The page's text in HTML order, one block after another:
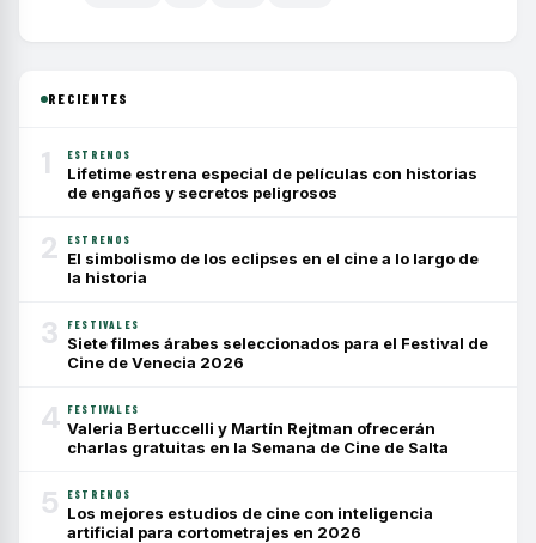
RECIENTES
1 ESTRENOS
Lifetime estrena especial de películas con historias
de engaños y secretos peligrosos
2 ESTRENOS
El simbolismo de los eclipses en el cine a lo largo de
la historia
3 FESTIVALES
Siete filmes árabes seleccionados para el Festival de
Cine de Venecia 2026
4 FESTIVALES
Valeria Bertuccelli y Martín Rejtman ofrecerán
charlas gratuitas en la Semana de Cine de Salta
5 ESTRENOS
Los mejores estudios de cine con inteligencia
artificial para cortometrajes en 2026